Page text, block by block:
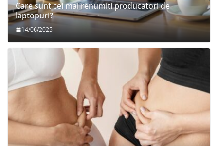
Care sunt cei mai renumiti producatori de
laptopuri?
14/06/2025